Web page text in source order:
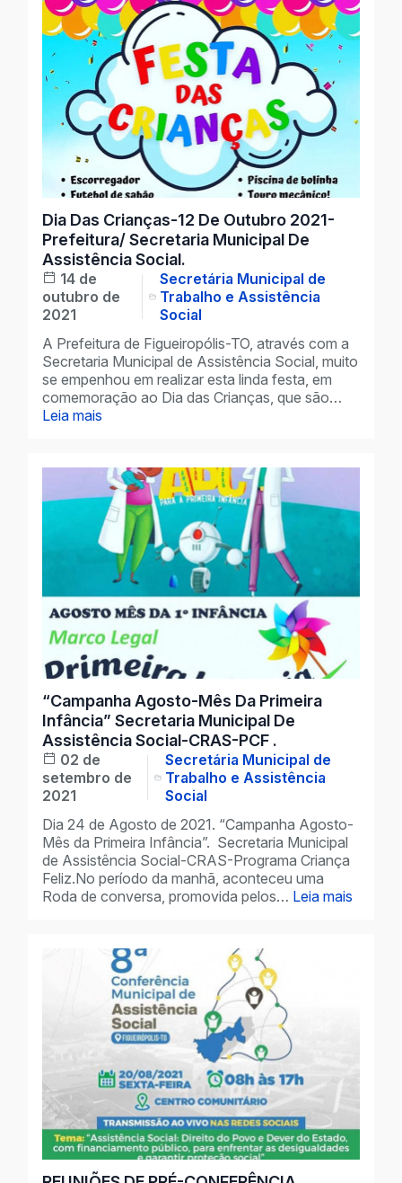
Dia Das Crianças-12 De Outubro 2021-
Prefeitura/ Secretaria Municipal De
Assistência Social.
14 de
outubro de
2021
Secretária Municipal de
Trabalho e Assistência
Social
A Prefeitura de Figueiropólis-TO, através com a
Secretaria Municipal de Assistência Social, muito
se empenhou em realizar esta linda festa, em
comemoração ao Dia das Crianças, que são…
Leia mais
“Campanha Agosto-Mês Da Primeira
Infância” Secretaria Municipal De
Assistência Social-CRAS-PCF .
02 de
setembro de
2021
Secretária Municipal de
Trabalho e Assistência
Social
Dia 24 de Agosto de 2021. “Campanha Agosto-
Mês da Primeira Infância”. Secretaria Municipal
de Assistência Social-CRAS-Programa Criança
Feliz.No período da manhã, aconteceu uma
Roda de conversa, promovida pelos… Leia mais